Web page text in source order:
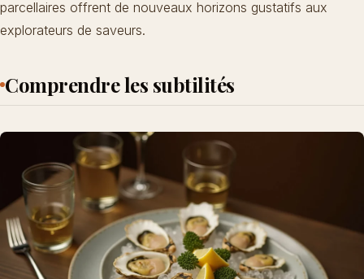
parcellaires offrent de nouveaux horizons gustatifs aux
explorateurs de saveurs.
Comprendre les subtilités